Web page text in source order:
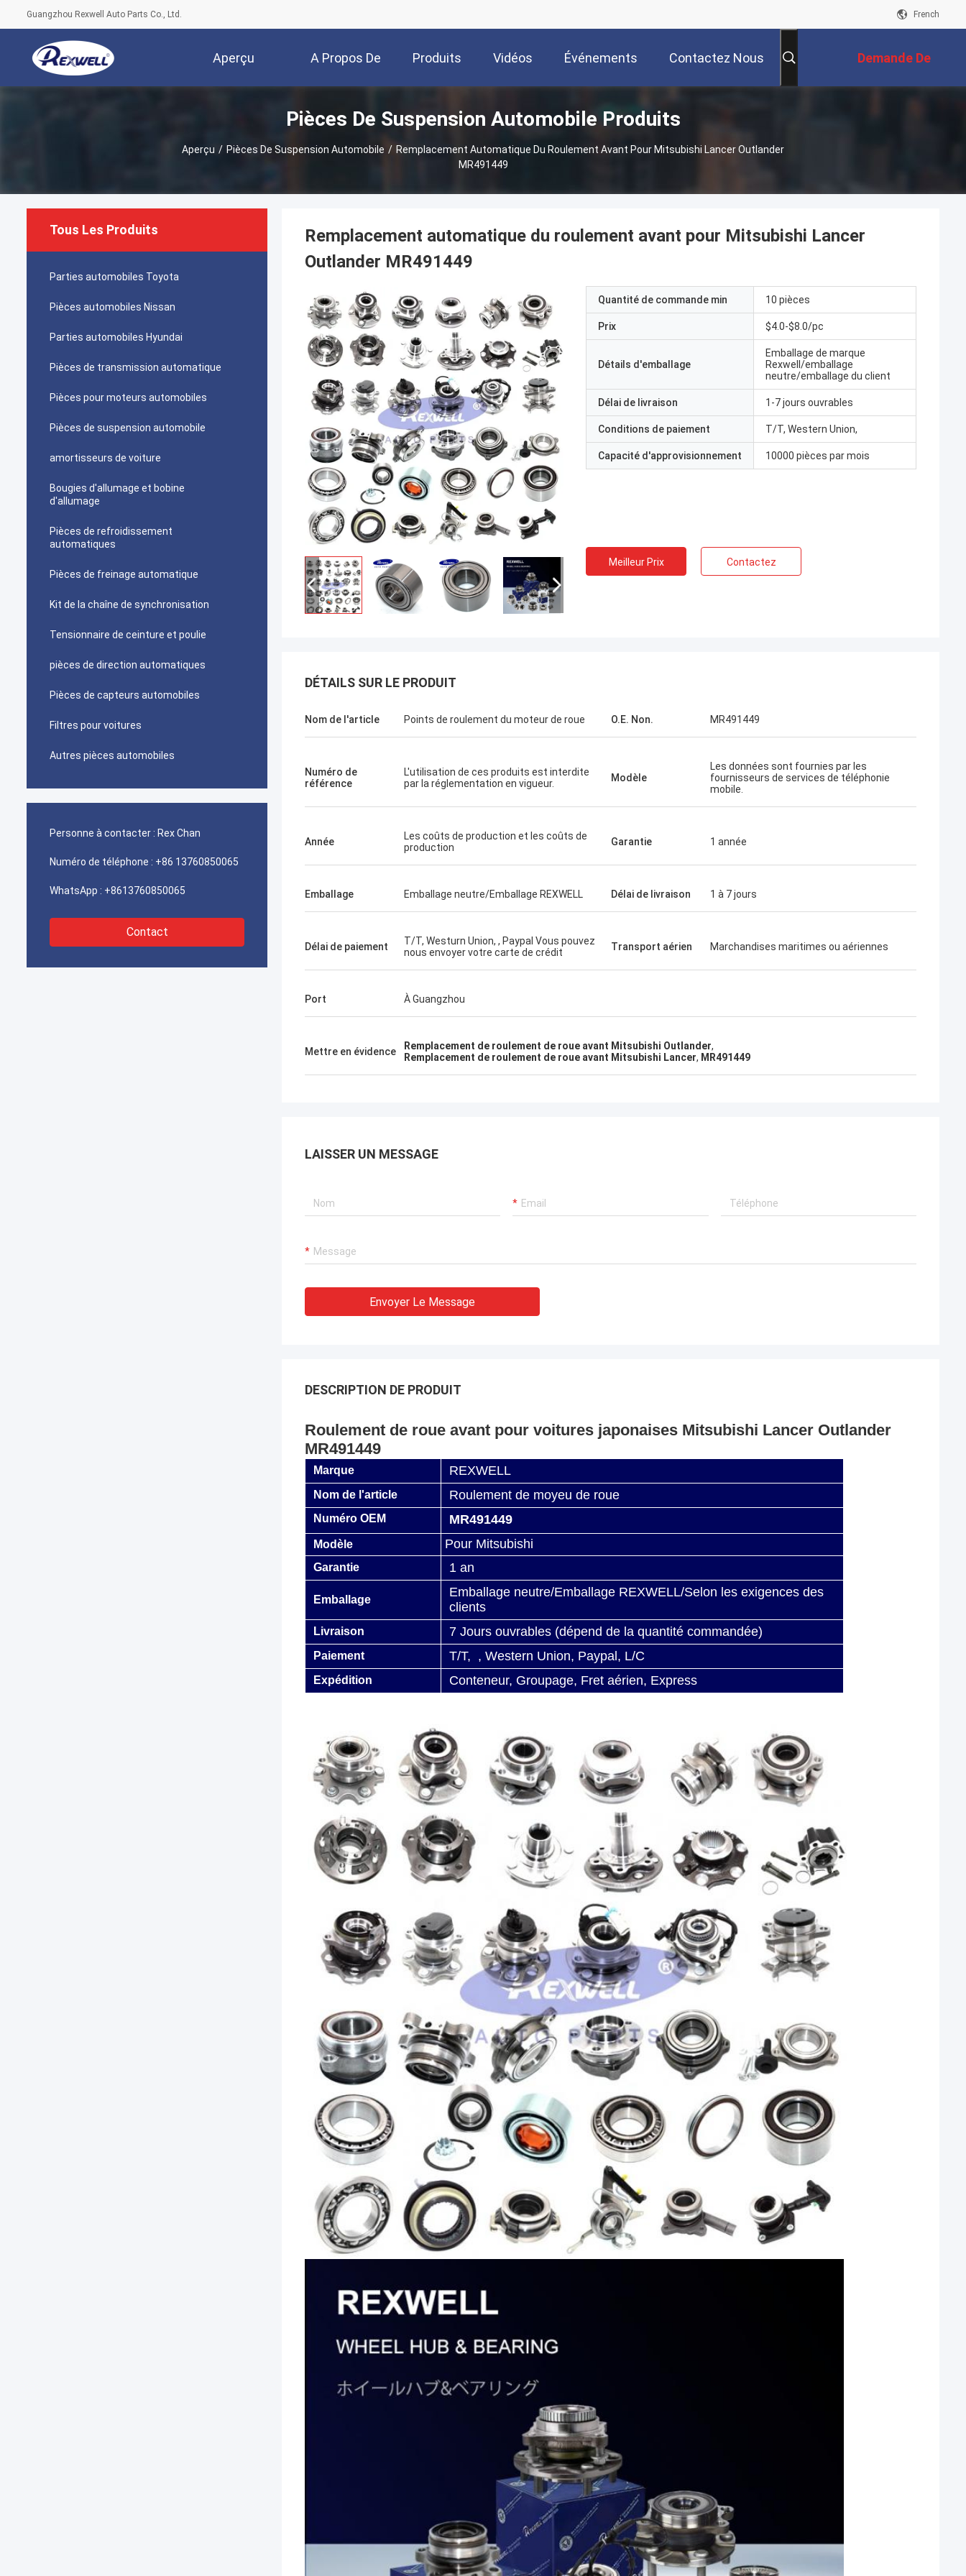
Guangzhou Rexwell Auto Parts Co., Ltd. French
Aperçu A Propos De
Nous
Produits Vidéos Événements Contactez Nous Demande De
Soumission
Pièces De Suspension Automobile Produits
Aperçu / Pièces De Suspension Automobile / Remplacement Automatique Du Roulement Avant Pour Mitsubishi Lancer Outlander
MR491449
Tous Les Produits
Parties automobiles Toyota
Pièces automobiles Nissan
Parties automobiles Hyundai
Pièces de transmission automatique
Pièces pour moteurs automobiles
Pièces de suspension automobile
amortisseurs de voiture
Bougies d'allumage et bobine
d'allumage
Pièces de refroidissement
automatiques
Pièces de freinage automatique
Kit de la chaîne de synchronisation
Tensionnaire de ceinture et poulie
pièces de direction automatiques
Pièces de capteurs automobiles
Filtres pour voitures
Autres pièces automobiles
Personne à contacter : Rex Chan
Numéro de téléphone : +86 13760850065
WhatsApp : +8613760850065
Contact
Remplacement automatique du roulement avant pour Mitsubishi Lancer
Outlander MR491449
Quantité de commande min 10 pièces
Prix $4.0-$8.0/pc
Détails d'emballage
Emballage de marque
Rexwell/emballage
neutre/emballage du client
Délai de livraison 1-7 jours ouvrables
Conditions de paiement T/T, Western Union,
Capacité d'approvisionnement 10000 pièces par mois
Meilleur Prix Contactez
DÉTAILS SUR LE PRODUIT
Nom de l'article Points de roulement du moteur de roue O.E. Non. MR491449
Numéro de
référence
L'utilisation de ces produits est interdite
par la réglementation en vigueur.
Modèle
Les données sont fournies par les
fournisseurs de services de téléphonie
mobile.
Année
Les coûts de production et les coûts de
production
Garantie 1 année
Emballage Emballage neutre/Emballage REXWELL Délai de livraison 1 à 7 jours
Délai de paiement
T/T, Westurn Union, , Paypal Vous pouvez
nous envoyer votre carte de crédit
Transport aérien Marchandises maritimes ou aériennes
Port À Guangzhou
Mettre en évidence Remplacement de roulement de roue avant Mitsubishi Outlander,
Remplacement de roulement de roue avant Mitsubishi Lancer, MR491449
LAISSER UN MESSAGE
Envoyer Le Message
DESCRIPTION DE PRODUIT
Roulement de roue avant pour voitures japonaises Mitsubishi Lancer Outlander
MR491449
Marque REXWELL
Nom de l'article Roulement de moyeu de roue
Numéro OEM MR491449
Modèle Pour Mitsubishi
Garantie 1 an
Emballage
Emballage neutre/Emballage REXWELL/Selon les exigences des
clients
Livraison 7 Jours ouvrables (dépend de la quantité commandée)
Paiement T/T, , Western Union, Paypal, L/C
Expédition Conteneur, Groupage, Fret aérien, Express